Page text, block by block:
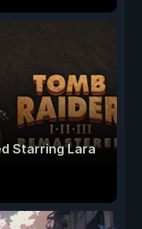
Starring Lara